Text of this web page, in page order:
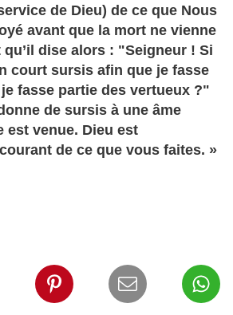
de Dieu) de ce que Nous
avant que la mort ne vienne
qu’il dise alors : "Seigneur ! Si
court sursis afin que je fasse
je fasse partie des vertueux ?"
de sursis à une âme
est venue. Dieu est
de ce que vous faites. »